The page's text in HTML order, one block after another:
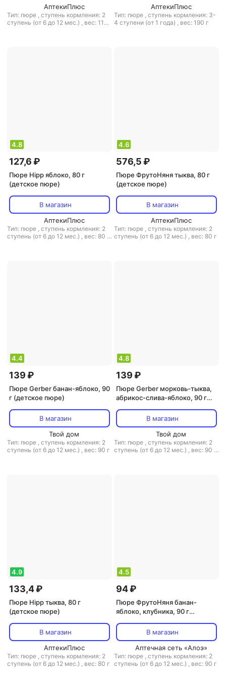
АптекиПлюс
Тип: пюре , ступень кормления: 2
ступень (от 6 до 12 мес.) , вес: 110
АптекиПлюс
Тип: пюре , ступень кормления: 3-
4 ступени (от 1 года) , вес: 190 г
4.8
127,6 ₽
Пюре Hipp яблоко, 80 г
(детское пюре)
В магазин
АптекиПлюс
Тип: пюре , ступень кормления: 2
ступень (от 6 до 12 мес.) , вес: 80 г
4.6
576,5 ₽
Пюре ФрутоНяня тыква, 80 г
(детское пюре)
В магазин
АптекиПлюс
Тип: пюре , ступень кормления: 2
ступень (от 6 до 12 мес.) , вес: 80 г
4.4
139 ₽
Пюре Gerber банан-яблоко, 90
г (детское пюре)
В магазин
Твой дом
Тип: пюре , ступень кормления: 2
ступень (от 6 до 12 мес.) , вес: 90 г
4.8
139 ₽
Пюре Gerber морковь-тыква,
абрикос-слива-яблоко, 90 г
В магазин
Твой дом
Тип: пюре , ступень кормления: 2
ступень (от 6 до 12 мес.) , вес: 90 г
4.9
133,4 ₽
Пюре Hipp тыква, 80 г
(детское пюре)
В магазин
АптекиПлюс
Тип: пюре , ступень кормления: 2
ступень (от 6 до 12 мес.) , вес: 80 г
4.5
94 ₽
Пюре ФрутоНяня банан-
яблоко, клубника, 90 г
В магазин
Аптечная сеть «Алоэ»
Тип: пюре , ступень кормления: 2
ступень (от 6 до 12 мес.) , вес: 90 г